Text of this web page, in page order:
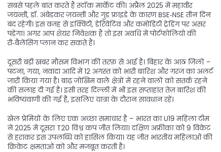
सबसे पहले बात करते हैं स्टॉक मार्केट की। अप्रैल 2025 में महावीर
जयन्ती, डॉ. अंबेडकर जयन्ती और गुड फ्राइडे के कारण BSE‑NSE तीन दिन
बंद रहेगी। इस वजह से इक्विटी, डेरिवेटिव और कमोडिटी ट्रेडिंग पर असर
पड़ेगा। अगर आप शेयर निवेशक हैं तो इस अवधि में पोर्टफोलियो की
री‑बैलेंसिंग प्लान कर सकते हैं।
दूसरी बड़ी खबर मौसम विभाग की तरफ़ से आई है। बिहार के आठ जिलों –
पटना, गया, नवादा आदि में 12 अगस्त को भारी बारिश और गरज का अलर्ट
जारी किया गया है। बाढ़ जोखिम वाले क्षेत्रों में रहने वालों को सतर्क रहने
की सलाह दी गई है। इसी तरह दिल्ली में भी इस सप्ताहांत तेज़ बारिश की
भविष्यवाणी की गई है, इसलिए यात्रा के दौरान सावधान रहें।
खेल प्रेमियों के लिए एक अच्छा समाचार है – भारत का U19 महिला टीम
ने 2025 में दूसरा T20 विश्व कप जीत लिया। दक्षिण अफ्रीका को 9 विकेट
से हराकर इस उपलब्धि को हासिल किया। यह जीत भारतीय महिलाओं की
क्रिकेट क्षमताओं को और मजबूत करती है।